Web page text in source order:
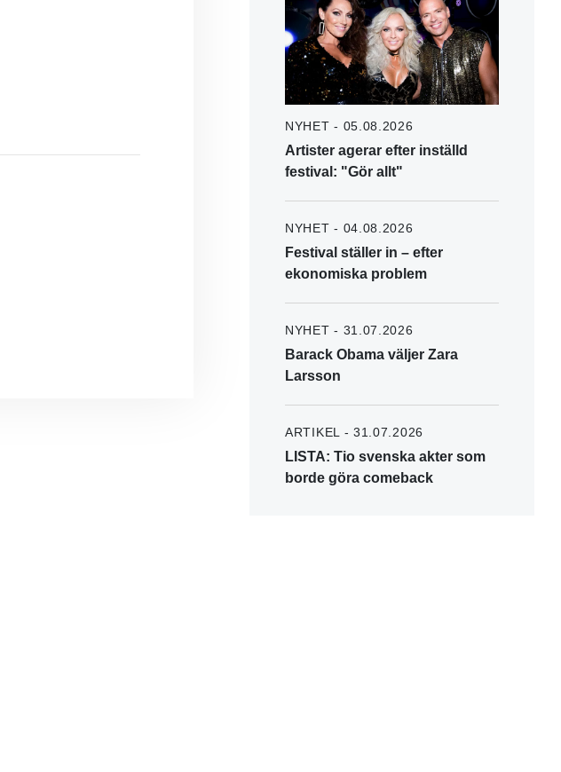
NYHET - 05.08.2026
Artister agerar efter inställd
festival: "Gör allt"
NYHET - 04.08.2026
Festival ställer in – efter
ekonomiska problem
NYHET - 31.07.2026
Barack Obama väljer Zara
Larsson
ARTIKEL - 31.07.2026
LISTA: Tio svenska akter som
borde göra comeback